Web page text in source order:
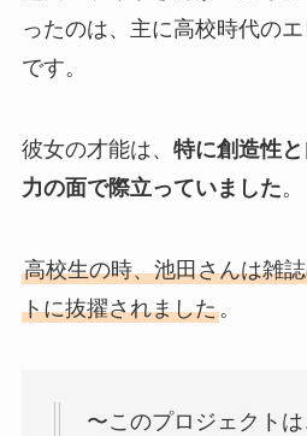
ったのは、主に高校時代の
です。
彼女の才能は、 特に創造性
力の面で際立っていました。
高校生の時、池田さんは雑
トに抜擢されました。
〜このプロジェクト